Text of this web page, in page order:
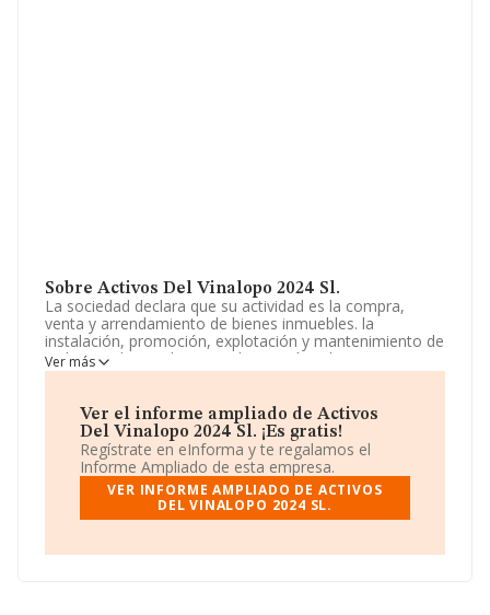
Sobre Activos Del Vinalopo 2024 Sl.
La sociedad declara que su actividad es la compra,
venta y arrendamiento de bienes inmuebles. la
instalación, promoción, explotación y mantenimiento de
todo tipo de instalaciones de energía solar y
fotovoltaica. La sociedad está registrada como
'Compraventa de bienes inmobiliarios por cuenta
propia', código 6811. La sociedad no tiene actividad en
mercados exteriores.
La empresa españolaActivos del Vinalopo 2024 S.L
B56967862, tiene domicilio fiscal en Calle La Constitucio
núm. 28, (03610), en el municipio de Petrer, provincia de
Ver más
Ver el informe ampliado de Activos
Del Vinalopo 2024 Sl. ¡Es gratis!
Regístrate en eInforma y te regalamos el
Informe Ampliado de esta empresa.
VER INFORME AMPLIADO DE ACTIVOS
DEL VINALOPO 2024 SL.